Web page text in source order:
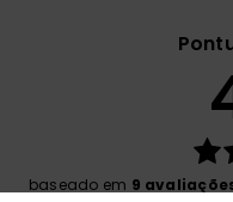
baseado em 9